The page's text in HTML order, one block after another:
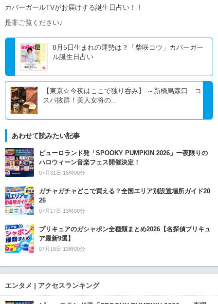
カバーガールTVがお届けする誕生日占い！！
是非ご覧ください♪
8月5日生まれの運勢は？「柴咲コウ」カバーガー
ル誕生日占い
【東京☆今夜はここで独り呑み】 ～新橋烏森口 コ
スパ抜群！美人女将の...
あわせて読みたい記事
ピューロランド発「SPOOKY PUMPKIN 2026」一夜限りの
ハロウィーン音楽フェス開催決定！
07月31日 15時00分
ガチャガチャどこで買える？全国エリア別設置場所ガイド20
26
07月17日 13時00分
プリキュアのガシャポン全種類まとめ2026【名探偵プリキュ
ア最新9選】
07月16日 13時00分
エンタメ | アクセスランキング